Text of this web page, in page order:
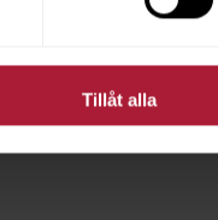
Tillåt alla